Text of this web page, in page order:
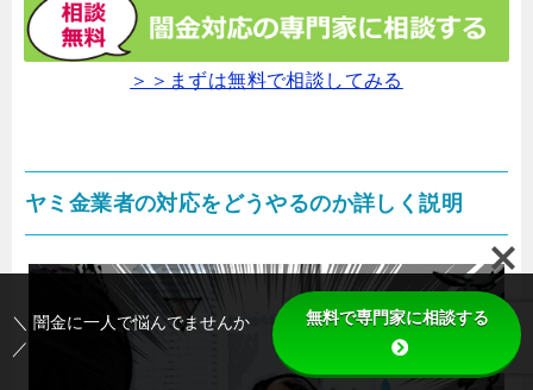
＞＞まずは無料で相談してみる
ヤミ金業者の対応をどうやるのか詳しく説明
＼ 闇金に一人で悩んでませんか
／
無料で専門家に相談する